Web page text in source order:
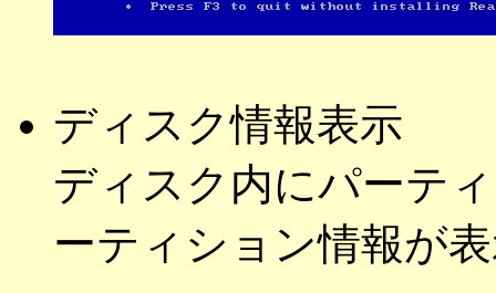
ディスク情報表示
ディスク内にパーテ
ーティション情報が